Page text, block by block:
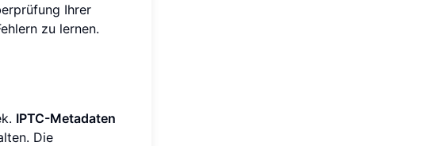
Ihrer
zu lernen.
IPTC-Metadaten
Die